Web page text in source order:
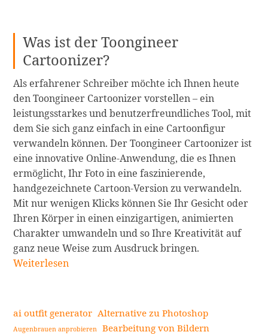
Was ist der Toongineer
Cartoonizer?
Als erfahrener Schreiber möchte ich Ihnen heute
den Toongineer Cartoonizer vorstellen – ein
leistungsstarkes und benutzerfreundliches Tool, mit
dem Sie sich ganz einfach in eine Cartoonfigur
verwandeln können. Der Toongineer Cartoonizer ist
eine innovative Online-Anwendung, die es Ihnen
ermöglicht, Ihr Foto in eine faszinierende,
handgezeichnete Cartoon-Version zu verwandeln.
Mit nur wenigen Klicks können Sie Ihr Gesicht oder
Ihren Körper in einen einzigartigen, animierten
Charakter umwandeln und so Ihre Kreativität auf
ganz neue Weise zum Ausdruck bringen.
in
Weiterlesen
ai outfit generator Alternative zu Photoshop
Augenbrauen anprobieren Bearbeitung von Bildern